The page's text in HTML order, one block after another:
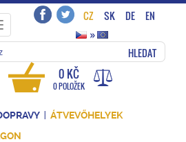
CZ SK DE
EN
»
HLEDAT
0 KČ
0 POLOŽEK
ÁTVEVŐHELYEK